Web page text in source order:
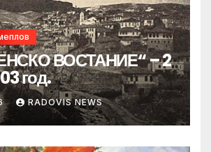
ВОСТАНИЕ“ – 2
год.
RADOVIS NEWS